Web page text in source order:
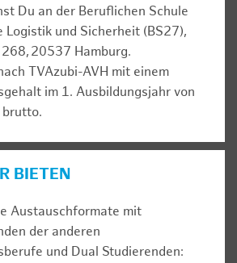
Du an der Beruflichen Schule
Logistik und Sicherheit (BS27),
20537 Hamburg.
TVAzubi-AVH mit einem
im 1. Ausbildungsjahr von
BIETEN
Austauschformate mit
der anderen
und Dual Studierenden: